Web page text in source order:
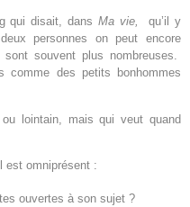
qui disait, dans Ma vie,
qu’il y
personnes on peut encore
souvent plus nombreuses.
des petits bonhommes
lointain, mais qui veut quand
est omniprésent :
ouvertes à son sujet ?